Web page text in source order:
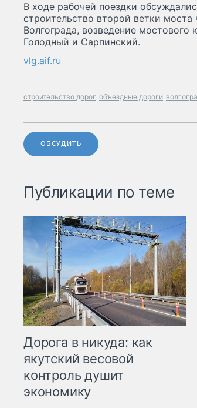
В ходе рабочей поездки
строительство второй ветки моста
Волгограда, возведение
Голодный и Сарпинский.
vlg.aif.ru
строительство дорог объездные дороги
ОБСУДИТЬ
Публикации по теме
Дорога в никуда: как
якутский весовой
контроль душит
экономику